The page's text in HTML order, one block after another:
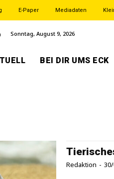
E-Paper Mediadaten
Sonntag, August 9, 2026
BEI DIR UMS ECK
Redaktion -